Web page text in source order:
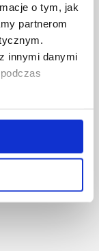
o tym, jak
partnerom
innymi danymi